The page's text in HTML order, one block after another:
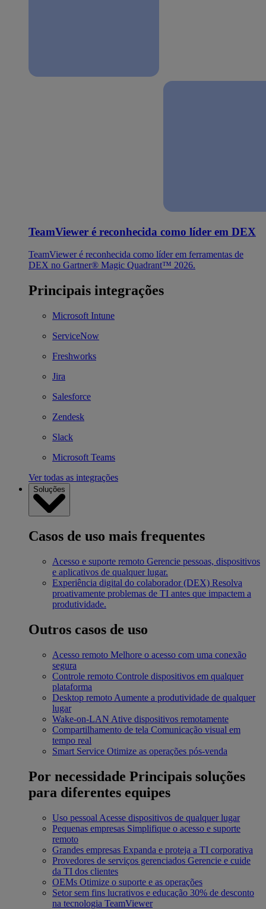
TeamViewer é reconhecida como líder em DEX
TeamViewer é reconhecida como líder em ferramentas de
DEX no Gartner® Magic Quadrant™ 2026.
Principais integrações
Microsoft Intune
ServiceNow
Freshworks
Jira
Salesforce
Zendesk
Slack
Microsoft Teams
Ver todas as integrações
Soluções
Casos de uso mais frequentes
Acesso e suporte remoto Gerencie pessoas, dispositivos
e aplicativos de qualquer lugar.
Experiência digital do colaborador (DEX) Resolva
proativamente problemas de TI antes que impactem a
produtividade.
Outros casos de uso
Acesso remoto Melhore o acesso com uma conexão
segura
Controle remoto Controle dispositivos em qualquer
plataforma
Desktop remoto Aumente a produtividade de qualquer
lugar
Wake-on-LAN Ative dispositivos remotamente
Compartilhamento de tela Comunicação visual em
tempo real
Smart Service Otimize as operações pós-venda
Por necessidade Principais soluções
para diferentes equipes
Uso pessoal Acesse dispositivos de qualquer lugar
Pequenas empresas Simplifique o acesso e suporte
remoto
Grandes empresas Expanda e proteja a TI corporativa
Provedores de serviços gerenciados Gerencie e cuide
da TI dos clientes
OEMs Otimize o suporte e as operações
Setor sem fins lucrativos e educação 30% de desconto
na tecnologia TeamViewer